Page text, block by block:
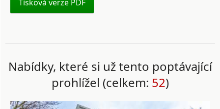
Tisková verze PDF
Nabídky, které si už tento poptávající
prohlížel (celkem: 52)